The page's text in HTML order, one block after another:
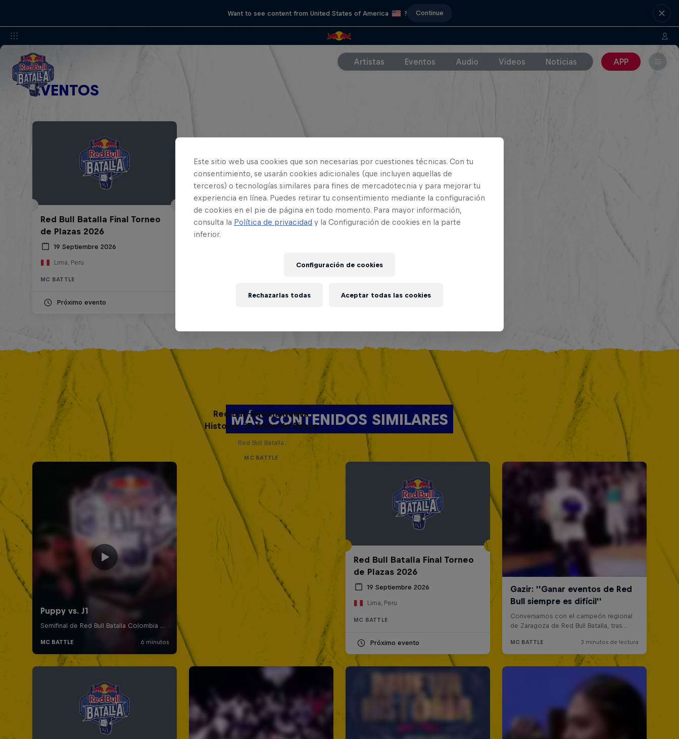
Want to see content from United States of America ? Continue
Artistas Eventos Audio Videos Noticias APP
EVENTOS
Red Bull Batalla Final Torneo
de Plazas 2026
19 Septiembre 2026
Lima, Peru
MC BATTLE
Próximo evento
MÁS CONTENIDOS SIMILARES
Red Bull Batalla Nueva
Historia: 20 Años de Rimas
Red Bull Batalla
MC BATTLE
Red Bull Batalla Final Torneo
de Plazas 2026
19 Septiembre 2026
Lima, Peru
MC BATTLE
Próximo evento
Este sitio web usa cookies que son necesarias por cuestiones técnicas. Con tu
consentimiento, se usarán cookies adicionales (que incluyen aquellas de
terceros) o tecnologías similares para fines de mercadotecnia y para mejorar tu
experiencia en línea. Puedes retirar tu consentimiento mediante la configuración
de cookies en el pie de página en todo momento. Para mayor información,
consulta la Política de privacidad y la Configuración de cookies en la parte
inferior.
Configuración de cookies
Rechazarlas todas Aceptar todas las cookies